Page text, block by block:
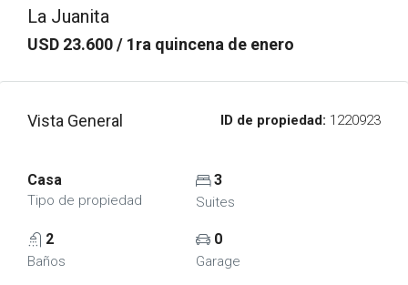
La Juanita
USD 23.600 / 1ra quincena de enero
Vista General ID de propiedad: 1220923
Casa
Tipo de propiedad
3
Suites
2
Baños
0
Garage